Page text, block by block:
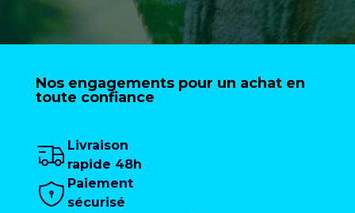
Nos engagements pour un achat en
toute confiance
Livraison
rapide 48h
Paiement
sécurisé